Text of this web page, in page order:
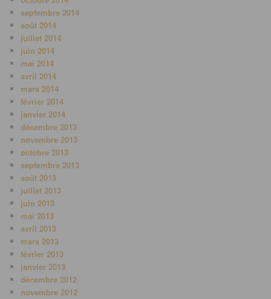
septembre 2014
août 2014
juillet 2014
juin 2014
mai 2014
avril 2014
mars 2014
février 2014
janvier 2014
décembre 2013
novembre 2013
octobre 2013
septembre 2013
août 2013
juillet 2013
juin 2013
mai 2013
avril 2013
mars 2013
février 2013
janvier 2013
décembre 2012
novembre 2012